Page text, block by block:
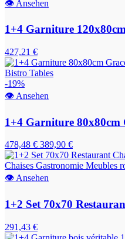
👁 Ansehen
1+4 Garniture
427,21 €
-19%
👁 Ansehen
1+4 Garniture
478,48 € 389,90 €
👁 Ansehen
1+2 Set 70x70
291,43 €